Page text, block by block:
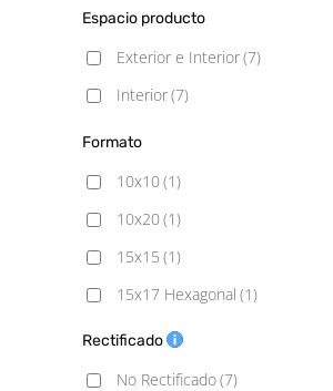
Espacio producto
Exterior e Interior(7)
Interior(7)
Formato
10x10 (1)
10x20 (1)
15x15 (1)
15x17 Hexagonal (1)
20X20 (1)
23x27 hexagonal
Rectificado
No Rectificado(7)